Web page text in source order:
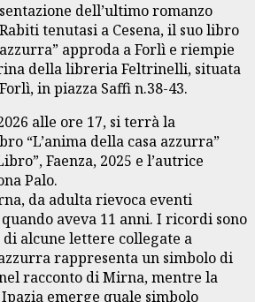
dell’ultimo romanzo
tenutasi a Cesena, il suo libro
azzurra” approda a Forlì e riempie
della libreria Feltrinelli, situata
in piazza Saffi n.38-43.
alle ore 17, si terrà la
“L’anima della casa azzurra”
Faenza, 2025 e l’autrice
Palo.
da adulta rievoca eventi
quando aveva 11 anni. I ricordi sono
alcune lettere collegate a
rappresenta un simbolo di
racconto di Mirna, mentre la
emerge quale simbolo